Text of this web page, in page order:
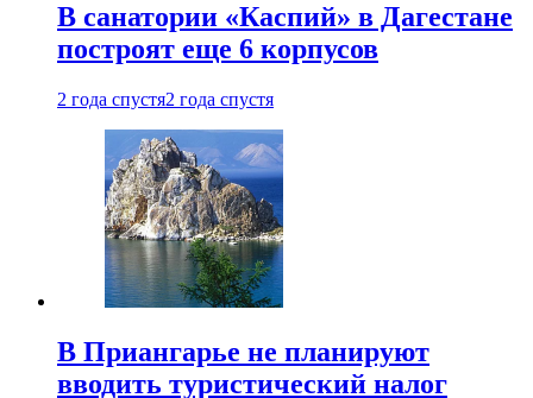
В санатории «Каспий» в Дагестане
построят еще 6 корпусов
2 года спустя2 года спустя
В Приангарье не планируют
вводить туристический налог